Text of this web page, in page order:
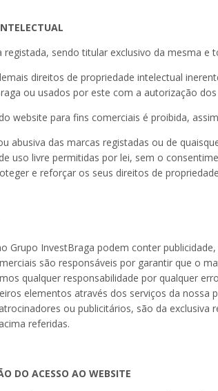
registada, sendo titular exclusivo da mesma
direitos de propriedade intelectual
ou usados por este com a autorização
website para fins comerciais é proibida,
abusiva das marcas registadas ou de
uso livre permitidas por lei, sem o
e reforçar os seus direitos de
Grupo InvestBraga podem conter
são responsáveis por garantir que o
qualquer responsabilidade por qualquer
elementos através dos serviços da
ou publicitários, são da
referidas.
DO ACESSO AO WEBSITE